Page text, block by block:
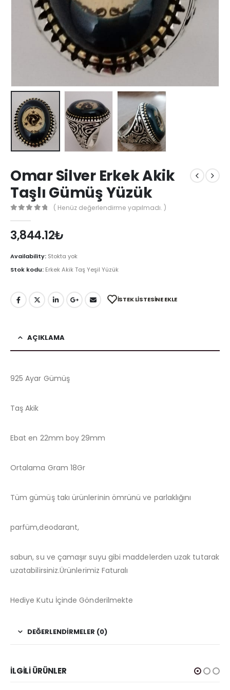
Omar Silver Erkek Akik
Taşlı Gümüş Yüzük
( Henüz değerlendirme yapılmadı. )
3,844.12₺
Availability: Stokta yok
Stok kodu: Erkek Akik Taş Yeşil Yüzük
İSTEK LISTESINE EKLE
AÇIKLAMA
925 Ayar Gümüş
Taş Akik
Ebat en 22mm boy 29mm
Ortalama Gram 18Gr
Tüm gümüş takı ürünlerinin ömrünü ve parlaklığını
parfüm,deodarant,
sabun, su ve çamaşır suyu gibi maddelerden uzak tutarak
uzatabilirsiniz.Ürünlerimiz Faturalı
Hediye Kutu İçinde Gönderilmekte
DEĞERLENDIRMELER (0)
İLGILI ÜRÜNLER